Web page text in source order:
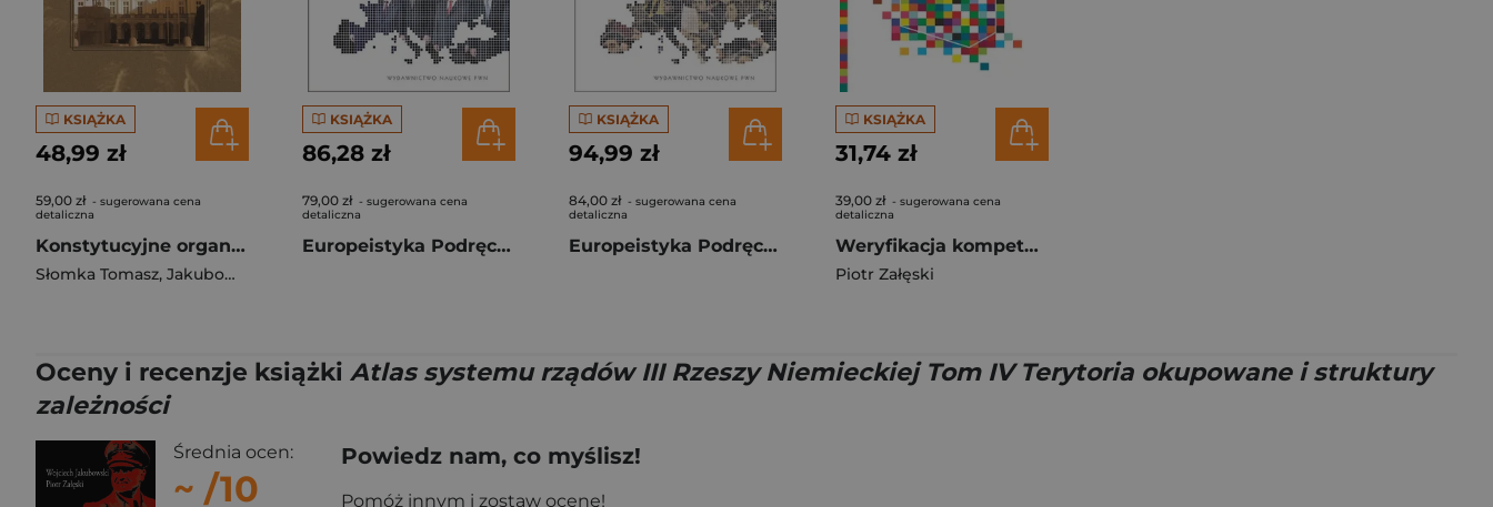
KSIĄŻKA
48,99 zł
59,00 zł - sugerowana cena
detaliczna
Konstytucyjne organy władzy RP w latach...
Słomka Tomasz, Jakubowski Wojciech
KSIĄŻKA
86,28 zł
79,00 zł - sugerowana cena
detaliczna
Europeistyka Podręcznik akademicki Tom 1
KSIĄŻKA
94,99 zł
84,00 zł - sugerowana cena
detaliczna
Europeistyka Podręcznik akademicki Tom 2
KSIĄŻKA
31,74 zł
39,00 zł - sugerowana cena
detaliczna
Weryfikacja kompetencji obywatelskich polskich maturzystów
Piotr Załęski
Oceny i recenzje książki Atlas systemu rządów III Rzeszy Niemieckiej Tom IV Terytoria okupowane i struktury
zależności
Średnia ocen:
~ /10
Powiedz nam, co myślisz!
Pomóż innym i zostaw ocenę!